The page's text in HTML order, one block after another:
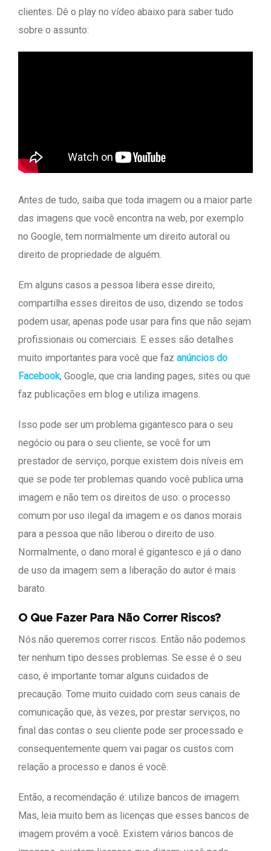
clientes. Dê o play no vídeo abaixo para saber tudo
sobre o assunto:
Antes de tudo, saiba que toda imagem ou a maior parte
das imagens que você encontra na web, por exemplo
no Google, tem normalmente um direito autoral ou
direito de propriedade de alguém.
Em alguns casos a pessoa libera esse direito,
compartilha esses direitos de uso, dizendo se todos
podem usar, apenas pode usar para fins que não sejam
profissionais ou comerciais. E esses são detalhes
muito importantes para você que faz anúncios do
Facebook, Google, que cria landing pages, sites ou que
faz publicações em blog e utiliza imagens.
Isso pode ser um problema gigantesco para o seu
negócio ou para o seu cliente, se você for um
prestador de serviço, porque existem dois níveis em
que se pode ter problemas quando você publica uma
imagem e não tem os direitos de uso: o processo
comum por uso ilegal da imagem e os danos morais
para a pessoa que não liberou o direito de uso.
Normalmente, o dano moral é gigantesco e já o dano
de uso da imagem sem a liberação do autor é mais
barato.
O Que Fazer Para Não Correr Riscos?
Nós não queremos correr riscos. Então não podemos
ter nenhum tipo desses problemas. Se esse é o seu
caso, é importante tomar alguns cuidados de
precaução. Tome muito cuidado com seus canais de
comunicação que, às vezes, por prestar serviços, no
final das contas o seu cliente pode ser processado e
consequentemente quem vai pagar os custos com
relação a processo e danos é você.
Então, a recomendação é: utilize bancos de imagem.
Mas, leia muito bem as licenças que esses bancos de
imagem provém a você. Existem vários bancos de